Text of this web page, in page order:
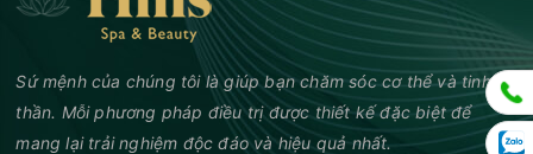
Sứ mệnh của chúng tôi là giúp bạn chăm sóc cơ thể và tinh
thần. Mỗi phương pháp điều trị được thiết kế đặc biệt để
mang lại trải nghiệm độc đáo và hiệu quả nhất.